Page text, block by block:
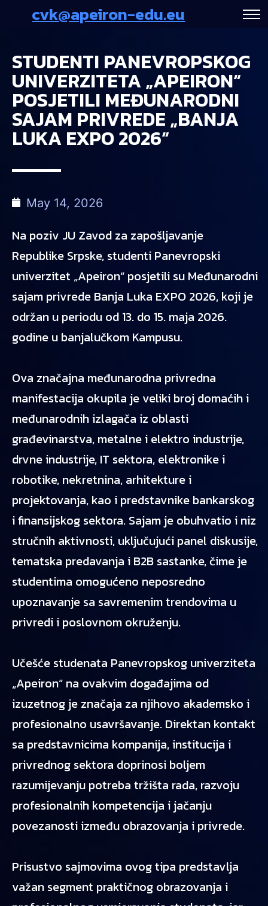
cvk@apeiron-edu.eu
STUDENTI PANEVROPSKOG
UNIVERZITETA „APEIRON“
POSJETILI MEĐUNARODNI
SAJAM PRIVREDE „BANJA
LUKA EXPO 2026“
May 14, 2026
Na poziv JU Zavod za zapošljavanje
Republike Srpske, studenti Panevropski
univerzitet „Apeiron“ posjetili su Međunarodni
sajam privrede Banja Luka EXPO 2026, koji je
održan u periodu od 13. do 15. maja 2026.
godine u banjalučkom Kampusu.
Ova značajna međunarodna privredna
manifestacija okupila je veliki broj domaćih i
međunarodnih izlagača iz oblasti
građevinarstva, metalne i elektro industrije,
drvne industrije, IT sektora, elektronike i
robotike, nekretnina, arhitekture i
projektovanja, kao i predstavnike bankarskog
i finansijskog sektora. Sajam je obuhvatio i niz
stručnih aktivnosti, uključujući panel diskusije,
tematska predavanja i B2B sastanke, čime je
studentima omogućeno neposredno
upoznavanje sa savremenim trendovima u
privredi i poslovnom okruženju.
Učešće studenata Panevropskog univerziteta
„Apeiron“ na ovakvim događajima od
izuzetnog je značaja za njihovo akademsko i
profesionalno usavršavanje. Direktan kontakt
sa predstavnicima kompanija, institucija i
privrednog sektora doprinosi boljem
razumijevanju potreba tržišta rada, razvoju
profesionalnih kompetencija i jačanju
povezanosti između obrazovanja i privrede.
Prisustvo sajmovima ovog tipa predstavlja
važan segment praktičnog obrazovanja i